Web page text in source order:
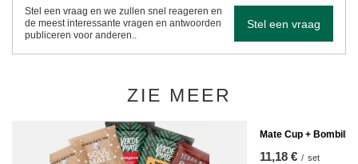
Stel een vraag en we zullen snel reageren en
de meest interessante vragen en antwoorden
publiceren voor anderen..
Stel een vraag
ZIE MEER
Mate Cup + Bombilla
11,18 € / set